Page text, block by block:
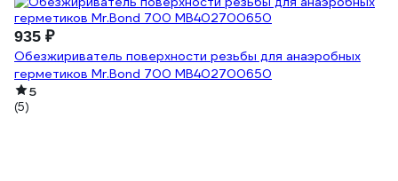
935 ₽
Обезжириватель поверхности резьбы для анаэробных
герметиков Mr.Bond 700 MB402700650
5
(5)